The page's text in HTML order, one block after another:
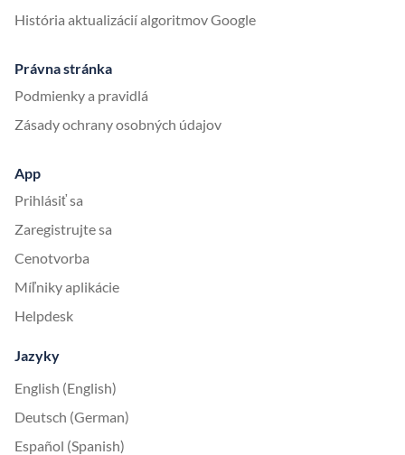
História aktualizácií algoritmov Google
Právna stránka
Podmienky a pravidlá
Zásady ochrany osobných údajov
App
Prihlásiť sa
Zaregistrujte sa
Cenotvorba
Míľniky aplikácie
Helpdesk
Jazyky
English (English)
Deutsch (German)
Español (Spanish)